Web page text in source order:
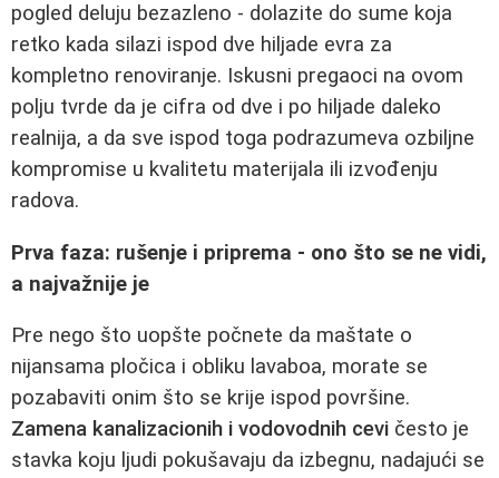
pogled deluju bezazleno - dolazite do sume koja
retko kada silazi ispod dve hiljade evra za
kompletno renoviranje. Iskusni pregaoci na ovom
polju tvrde da je cifra od dve i po hiljade daleko
realnija, a da sve ispod toga podrazumeva ozbiljne
kompromise u kvalitetu materijala ili izvođenju
radova.
Prva faza: rušenje i priprema - ono što se ne vidi,
a najvažnije je
Pre nego što uopšte počnete da maštate o
nijansama pločica i obliku lavaboa, morate se
pozabaviti onim što se krije ispod površine.
Zamena kanalizacionih i vodovodnih cevi često je
stavka koju ljudi pokušavaju da izbegnu, nadajući se